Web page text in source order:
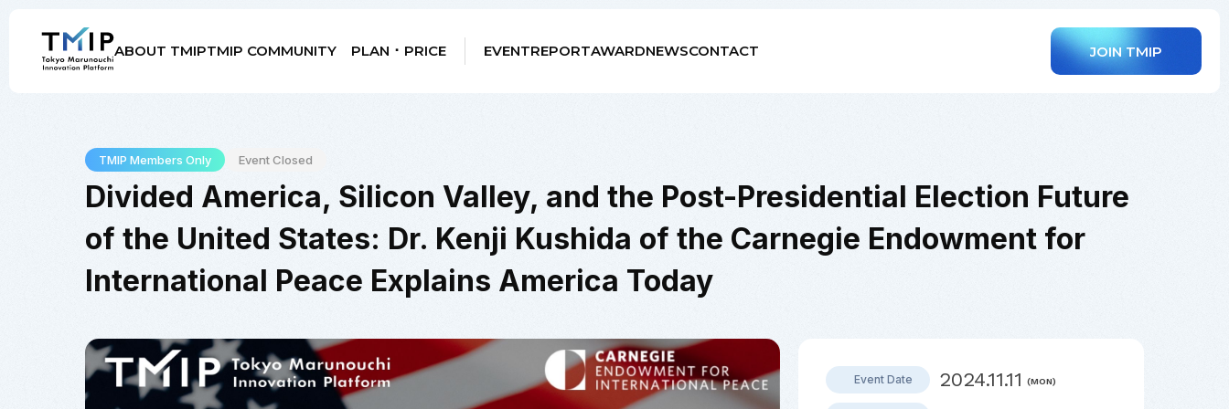
ABOUT TMIPTMIP COMMUNITY PLAN ･ PRICE EVENTREPORTAWARDNEWSCONTACT JOIN TMIP
TMIP Members Only Event Closed
Divided America, Silicon Valley, and the Post-Presidential Election Future
of the United States: Dr. Kenji Kushida of the Carnegie Endowment for
International Peace Explains America Today
Event Date 2024.11.11 (MON)